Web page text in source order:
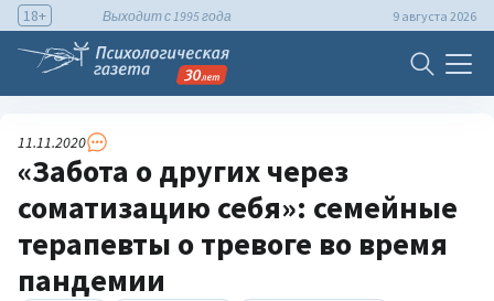
18+ Выходит с 1995 года 9 августа 2026
11.11.2020
«Забота о других через
соматизацию себя»: семейные
терапевты о тревоге во время
пандемии